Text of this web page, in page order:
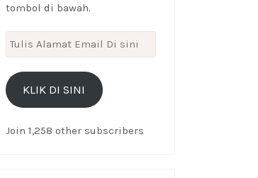
tombol di bawah.
Tulis
Alamat
Email
KLIK DI SINI
Join 1,258 other subscribers